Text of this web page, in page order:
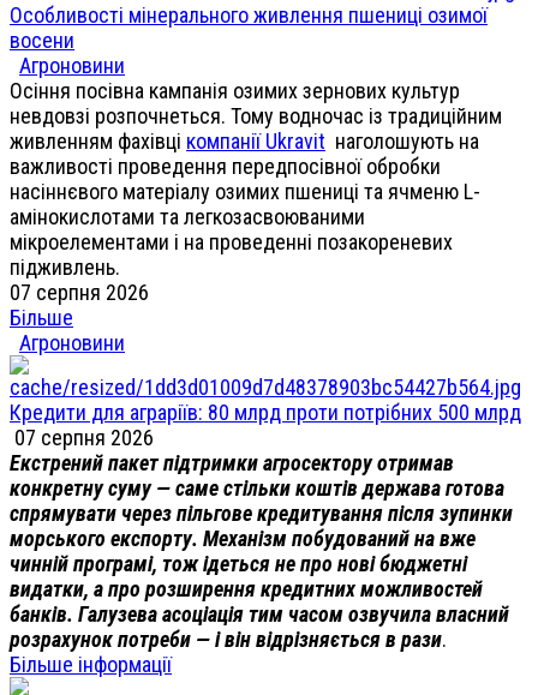
Особливості мінерального живлення пшениці озимої
восени
Агроновини
Осіння посівна кампанія озимих зернових культур
невдовзі розпочнеться. Тому водночас із традиційним
живленням фахівці компанії Ukravit наголошують на
важливості проведення передпосівної обробки
насіннєвого матеріалу озимих пшениці та ячменю L-
амінокислотами та легкозасвоюваними
мікроелементами і на проведенні позакореневих
підживлень.
07 серпня 2026
Більше
Агроновини
Кредити для аграріїв: 80 млрд проти потрібних 500 млрд
07 серпня 2026
Екстрений пакет підтримки агросектору отримав
конкретну суму — саме стільки коштів держава готова
спрямувати через пільгове кредитування після зупинки
морського експорту. Механізм побудований на вже
чинній програмі, тож ідеться не про нові бюджетні
видатки, а про розширення кредитних можливостей
банків. Галузева асоціація тим часом озвучила власний
розрахунок потреби — і він відрізняється в рази.
Більше інформації